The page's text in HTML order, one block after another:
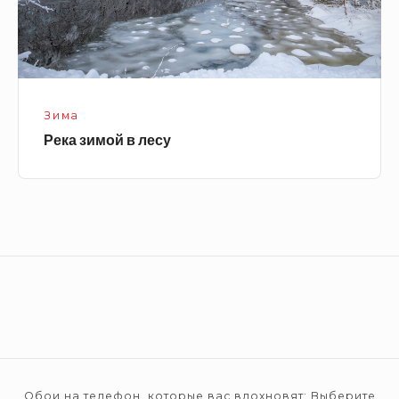
Зима
Река зимой в лесу
Обои на телефон, которые вас вдохновят: Выберите